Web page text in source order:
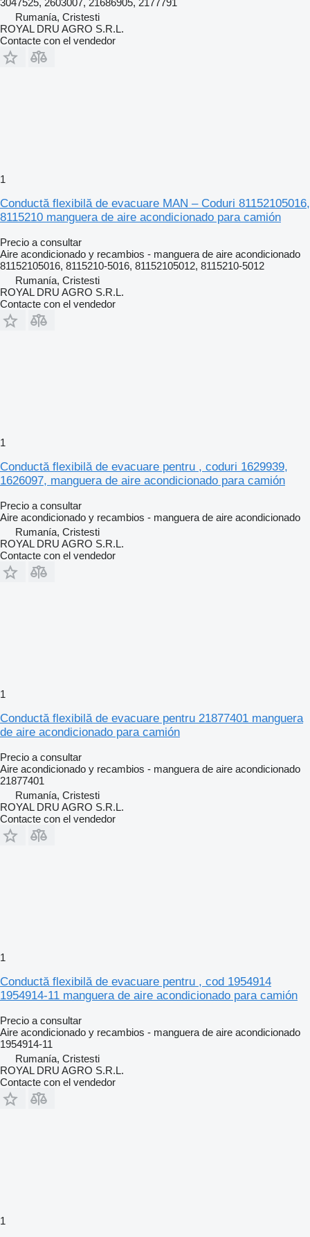
Rumanía, Cristesti
ROYAL DRU AGRO S.R.L.
Contacte con el vendedor
1
Conductă flexibilă de evacuare MAN – Coduri 81152105016,
8115210 manguera de aire acondicionado para camión
Precio a consultar
Aire acondicionado y recambios - manguera de aire acondicionado
81152105016, 8115210-5016, 81152105012, 8115210-5012
Rumanía, Cristesti
ROYAL DRU AGRO S.R.L.
Contacte con el vendedor
1
Conductă flexibilă de evacuare pentru , coduri 1629939,
1626097, manguera de aire acondicionado para camión
Precio a consultar
Aire acondicionado y recambios - manguera de aire acondicionado
Rumanía, Cristesti
ROYAL DRU AGRO S.R.L.
Contacte con el vendedor
1
Conductă flexibilă de evacuare pentru 21877401 manguera
de aire acondicionado para camión
Precio a consultar
Aire acondicionado y recambios - manguera de aire acondicionado
21877401
Rumanía, Cristesti
ROYAL DRU AGRO S.R.L.
Contacte con el vendedor
1
Conductă flexibilă de evacuare pentru , cod 1954914
1954914-11 manguera de aire acondicionado para camión
Precio a consultar
Aire acondicionado y recambios - manguera de aire acondicionado
1954914-11
Rumanía, Cristesti
ROYAL DRU AGRO S.R.L.
Contacte con el vendedor
1